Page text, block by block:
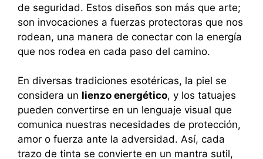
de seguridad. Estos diseños son más que arte;
son invocaciones a fuerzas protectoras que nos
rodean, una manera de conectar con la energía
que nos rodea en cada paso del camino.
En diversas tradiciones esotéricas, la piel se
considera un lienzo energético, y los tatuajes
pueden convertirse en un lenguaje visual que
comunica nuestras necesidades de protección,
amor o fuerza ante la adversidad. Así, cada
trazo de tinta se convierte en un mantra sutil,